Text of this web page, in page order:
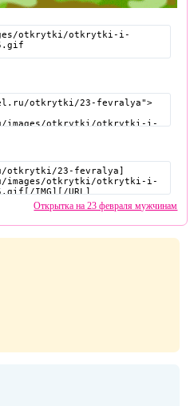
Открытка на 23 февраля мужчинам